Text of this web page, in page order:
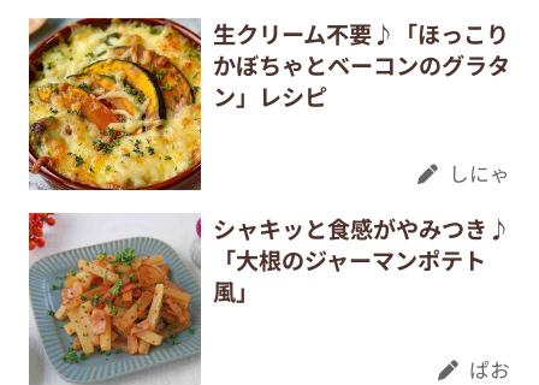
生クリーム不要♪「ほっこり
かぼちゃとベーコンのグラタ
ン」レシピ
しにゃ
シャキッと食感がやみつき♪
「大根のジャーマンポテト
風」
ぱお